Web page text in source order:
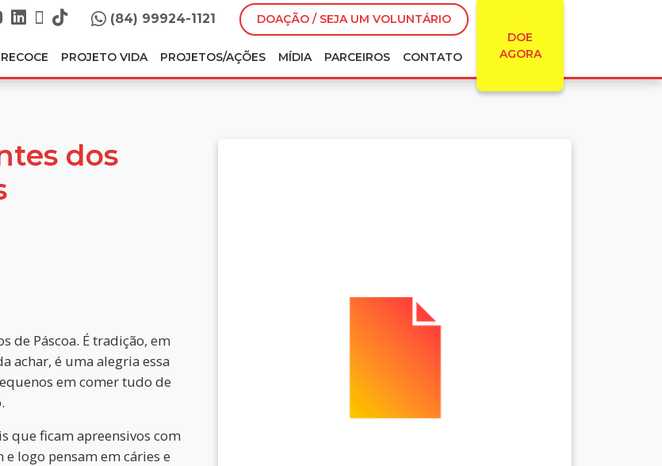
(84) 99924-1121
DOAÇÃO / SEJA UM VOLUNTÁRIO
DOE
AGORA
PROJETO VIDA PROJETOS/AÇÕES MÍDIA PARCEIROS CONTATO
dos
de Páscoa. É tradição, em
achar, é uma alegria essa
em comer tudo de
que ficam apreensivos com
logo pensam em cáries e